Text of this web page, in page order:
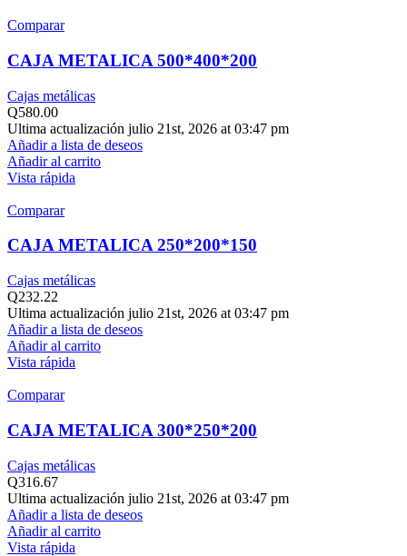
Comparar
CAJA METALICA 500*400*200
Cajas metálicas
Q580.00
Ultima actualización julio 21st, 2026 at 03:47 pm
Añadir a lista de deseos
Añadir al carrito
Vista rápida
Comparar
CAJA METALICA 250*200*150
Cajas metálicas
Q232.22
Ultima actualización julio 21st, 2026 at 03:47 pm
Añadir a lista de deseos
Añadir al carrito
Vista rápida
Comparar
CAJA METALICA 300*250*200
Cajas metálicas
Q316.67
Ultima actualización julio 21st, 2026 at 03:47 pm
Añadir a lista de deseos
Añadir al carrito
Vista rápida